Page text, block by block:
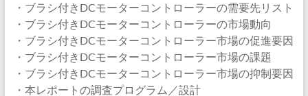
・ブラシ付きDCモーターコントローラーの需要先リスト
・ブラシ付きDCモーターコントローラーの市場動向
・ブラシ付きDCモーターコントローラー市場の促進要因
・ブラシ付きDCモーターコントローラー市場の課題
・ブラシ付きDCモーターコントローラー市場の抑制要因
・本レポートの調査プログラム／設計